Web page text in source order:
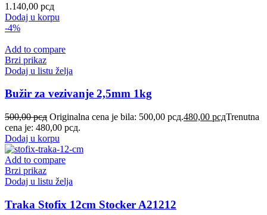
1.140,00 рсд
Dodaj u korpu
-4%
Add to compare
Brzi prikaz
Dodaj u listu želja
Bužir za vezivanje 2,5mm 1kg
500,00рсд Originalna cena je bila: 500,00 рсд.480,00 рсдTrenutna
cena je: 480,00 рсд.
Dodaj u korpu
Add to compare
Brzi prikaz
Dodaj u listu želja
Traka Stofix 12cm Stocker A21212